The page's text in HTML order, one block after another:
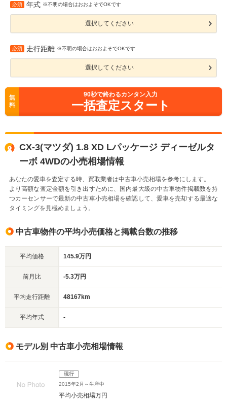
必須 年式 ※不明の場合はおおよそでOKです
選択してください
必須 走行距離 ※不明の場合はおおよそでOKです
選択してください
無
料
90秒で終わるカンタン入力
一括査定スタート
CX-3(マツダ) 1.8 XD Lパッケージ ディーゼルタ
ーボ 4WDの小売相場情報
あなたの愛車を査定する時、買取業者は中古車小売相場を参考にします。
より高額な査定金額を引き出すために、国内最大級の中古車物件掲載数を持
つカーセンサーで最新の中古車小売相場を確認して、愛車を売却する最適な
タイミングを見極めましょう。
中古車物件の平均小売価格と掲載台数の推移
平均価格 145.9万円
前月比 -5.3万円
平均走行距離 48167km
平均年式 -
モデル別 中古車小売相場情報
現行
2015年2月～生産中
平均小売相場万円